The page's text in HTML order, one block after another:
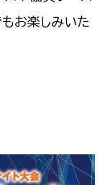
お楽しみいた